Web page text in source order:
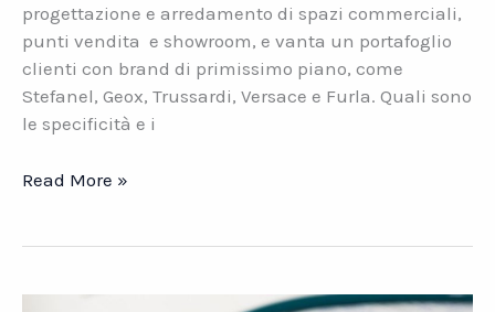
progettazione e arredamento di spazi commerciali,
punti vendita e showroom, e vanta un portafoglio
clienti con brand di primissimo piano, come
Stefanel, Geox, Trussardi, Versace e Furla. Quali sono
le specificità e i
Iride
Read More »